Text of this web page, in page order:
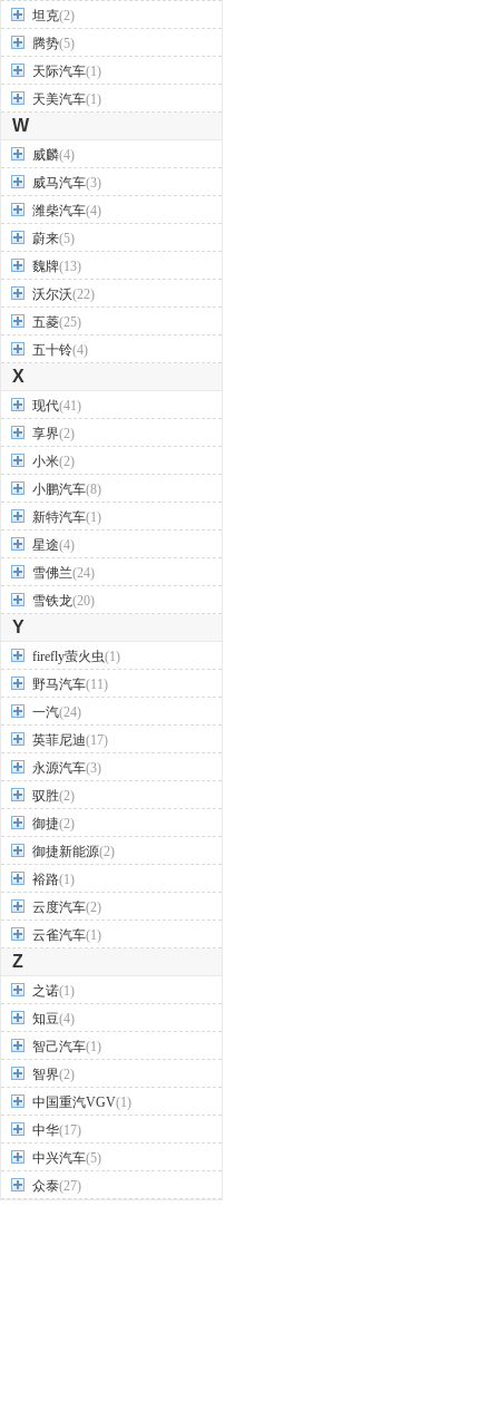
坦克(2)
腾势(5)
天际汽车(1)
天美汽车(1)
W
威麟(4)
威马汽车(3)
潍柴汽车(4)
蔚来(5)
魏牌(13)
沃尔沃(22)
五菱(25)
五十铃(4)
X
现代(41)
享界(2)
小米(2)
小鹏汽车(8)
新特汽车(1)
星途(4)
雪佛兰(24)
雪铁龙(20)
Y
firefly萤火虫(1)
野马汽车(11)
一汽(24)
英菲尼迪(17)
永源汽车(3)
驭胜(2)
御捷(2)
御捷新能源(2)
裕路(1)
云度汽车(2)
云雀汽车(1)
Z
之诺(1)
知豆(4)
智己汽车(1)
智界(2)
中国重汽VGV(1)
中华(17)
中兴汽车(5)
众泰(27)